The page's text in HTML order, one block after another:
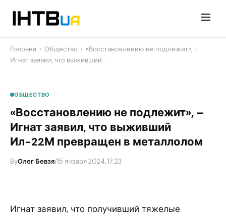
Головна › Общество › «Восстановлению не подлежит», –
Игнат заявил, что выживший…
ОБЩЕСТВО
«Восстановлению не подлежит», –
Игнат заявил, что выживший
Ил-22М превращен в металлолом
ByОлег Бевзя/15 января 2024, 17:23
Игнат заявил, что получивший тяжелые